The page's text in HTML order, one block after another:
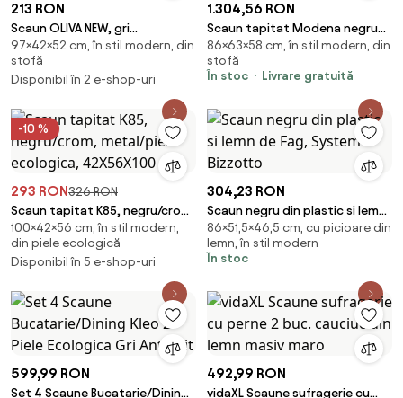
213 RON
Scaun OLIVA NEW, gri
maroniu/crom, textil/metal,
42x52x97 cm
97×42×52 cm, în stil modern, din
stofă
Disponibil în 2 e-shop-uri
1.304,56 RON
Scaun tapitat Modena negru
picioare negre - H86 cm
86×63×58 cm, în stil modern, din
stofă
În stoc
Livrare gratuită
-10 %
293 RON326 RON
Scaun tapitat K85, negru/crom,
metal/piele ecologica,
42X56X100 CM
100×42×56 cm, în stil modern,
din piele ecologică
Disponibil în 5 e-shop-uri
304,23 RON
Scaun negru din plastic si lemn
de Fag, System Bizzotto
86×51,5×46,5 cm, cu picioare din
lemn, în stil modern
În stoc
599,99 RON
Set 4 Scaune Bucatarie/Dining
492,99 RON
vidaXL Scaune sufragerie cu